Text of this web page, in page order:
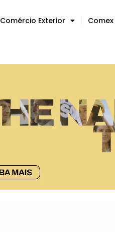
Comércio Exterior